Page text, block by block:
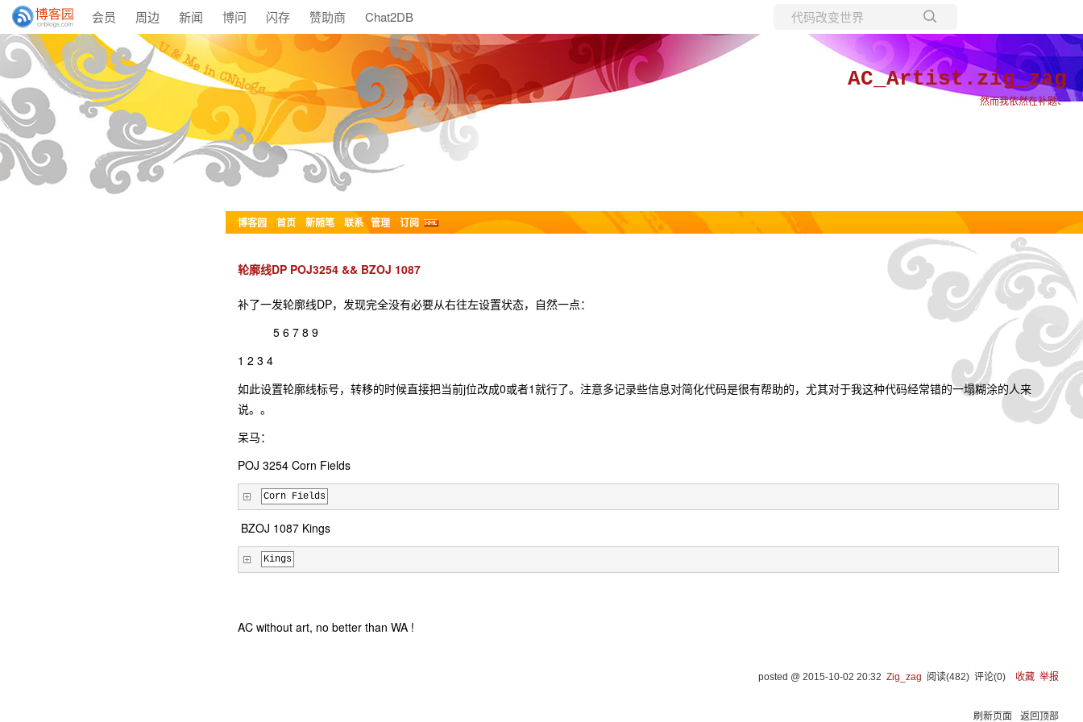
会员 周边 新闻 博问 闪存 赞助商 Chat2DB
所有博客
当前博客
AC_Artist.zig_zag
然而我依然在补题、
博客园 首页 新随笔 联系 管理 订阅
轮廓线DP POJ3254 && BZOJ 1087
补了一发轮廓线DP，发现完全没有必要从右往左设置状态，自然一点：
5 6 7 8 9
1 2 3 4
如此设置轮廓线标号，转移的时候直接把当前j位改成0或者1就行了。注意多记录些信息对简化代码是很有帮助的，尤其对于我这种代码经常错的一塌糊涂的人来
说。。
呆马：
POJ 3254 Corn Fields
Corn Fields
BZOJ 1087 Kings
Kings
AC without art, no better than WA !
posted @ 2015-10-02 20:32 Zig_zag 阅读(482) 评论(0) 收藏 举报
刷新页面 返回顶部